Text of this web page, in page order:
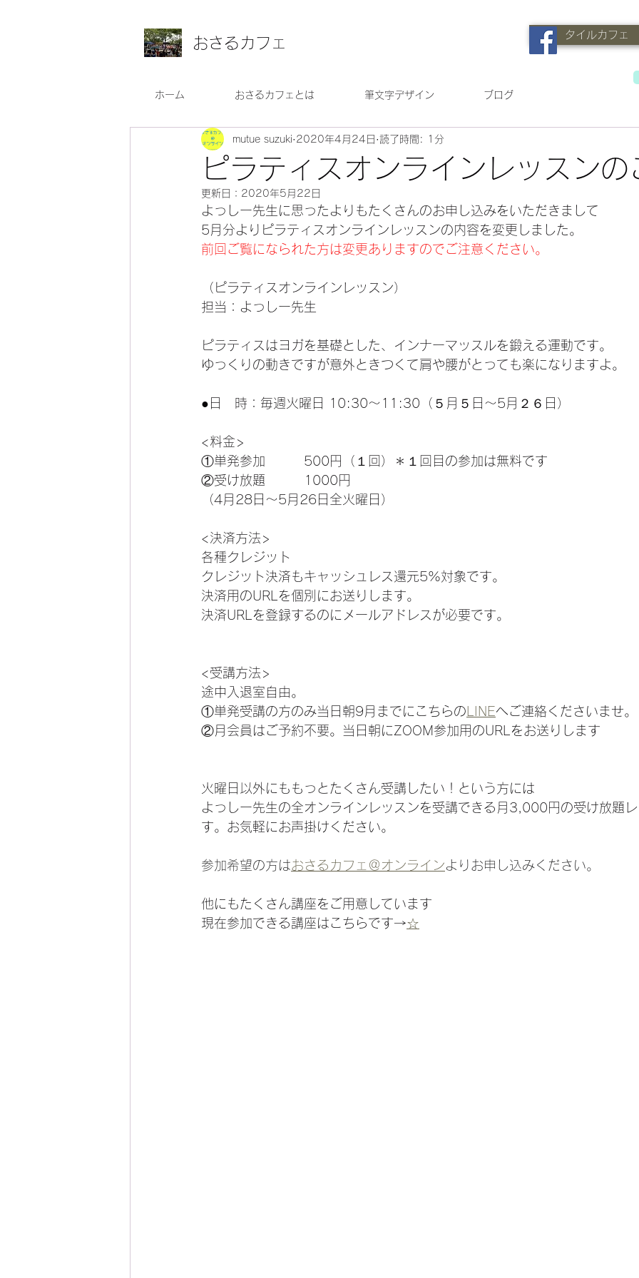
おさるカフェ
タイルカフェ
ホーム おさるカフェとは 筆文字デザイン ブログ
ピラティスオンラインレッスンの
mutue suzuki 2020年4月24日 読了時間: 1分
更新日： 2020年5月22日
よっしー先生に思ったよりもたくさんのお申し込みをいただきまして
5月分よりピラティスオンラインレッスンの内容を変更しました。
前回ご覧になられた方は変更ありますのでご注意ください。
（ピラティスオンラインレッスン）
担当：よっしー先生
ピラティスはヨガを基礎とした、インナーマッスルを鍛える運動です。
ゆっくりの動きですが意外ときつくて肩や腰がとっても楽になりますよ。
●日　時：毎週火曜日 10:30～11:30（５月５日〜5月２６日）
<料金>
①単発参加　　　500円（１回）＊１回目の参加は無料です
②受け放題　　　1000円
（4月28日～5月26日全火曜日）
<決済方法>
各種クレジット
クレジット決済もキャッシュレス還元5%対象です。
決済用のURLを個別にお送りします。
決済URLを登録するのにメールアドレスが必要です。
<受講方法>
途中入退室自由。
①単発受講の方のみ当日朝9月までにこちらの LINEへご連絡くださいませ。
②月会員はご予約不要。当日朝にZOOM参加用のURLをお送りします
火曜日以外にももっとたくさん受講したい！という方には
よっしー先生の全オンラインレッスンを受講できる月3,000円の受け放題
す。お気軽にお声掛けください。
参加希望の方はおさるカフェ＠オンラインよりお申し込みください。
他にもたくさん講座をご用意しています
現在参加できる講座はこちらです→☆